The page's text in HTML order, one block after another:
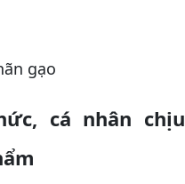
cá nhân chịu